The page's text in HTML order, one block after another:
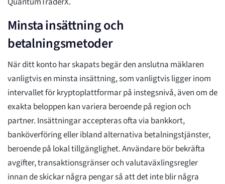
Minsta insättning och
betalningsmetoder
När ditt konto har skapats begär den anslutna mäklaren
vanligtvis en minsta insättning, som vanligtvis ligger inom
intervallet för kryptoplattformar på instegsnivå, även om de
exakta beloppen kan variera beroende på region och
partner. Insättningar accepteras ofta via bankkort,
banköverföring eller ibland alternativa betalningstjänster,
beroende på lokal tillgänglighet. Användare bör bekräfta
avgifter, transaktionsgränser och valutaväxlingsregler
innan de skickar några pengar så att det inte blir några